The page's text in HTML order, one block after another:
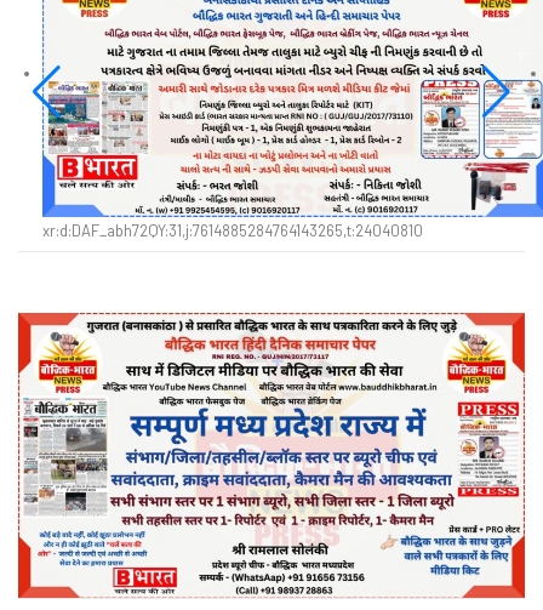
xr:d:DAF_abh72QY:31,j:7614885284764143265,t:24040810